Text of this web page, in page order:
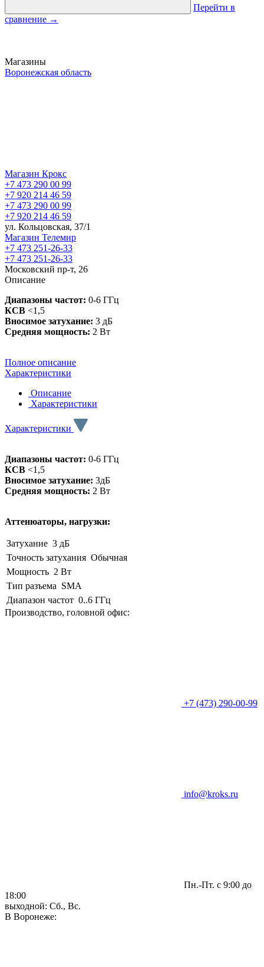
Перейти в
сравнение →
Магазины
Воронежская область
Магазин Крокс
+7 473 290 00 99
+7 920 214 46 59
+7 473 290 00 99
+7 920 214 46 59
ул. Кольцовская, 37/1
Магазин Телемир
+7 473 251-26-33
+7 473 251-26-33
Московский пр-т, 26
Описание
Диапазоны частот: 0-6 ГГц
КСВ <1,5
Вносимое затухание: 3 дБ
Средняя мощность: 2 Вт
Полное описание
Характеристики
Описание
Характеристики
Характеристики
Диапазоны частот: 0-6 ГГц
КСВ <1,5
Вносимое затухание: 3дБ
Средняя мощность: 2 Вт
Аттенюаторы, нагрузки:
Затухание 3 дБ
Точность затухания Обычная
Мощность 2 Вт
Тип разъема SMA
Диапазон частот 0..6 ГГц
Производство, головной офис:
+7 (473) 290-00-99
info@kroks.ru
Пн.-Пт. с 9:00 до
18:00
выходной: Сб., Вс.
В Воронеже: